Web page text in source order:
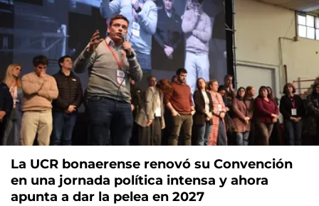
La UCR bonaerense renovó su Convención
en una jornada política intensa y ahora
apunta a dar la pelea en 2027